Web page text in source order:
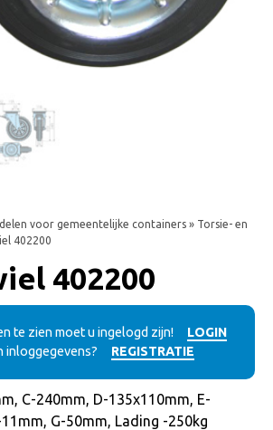
voor gemeentelijke containers » Torsie- en
402200
402200
te zien moet u ingelogd zijn!
LOGIN
inloggegevens?
REGISTRATIE
C-240mm, D-135x110mm, E-
G-50mm, Lading -250kg